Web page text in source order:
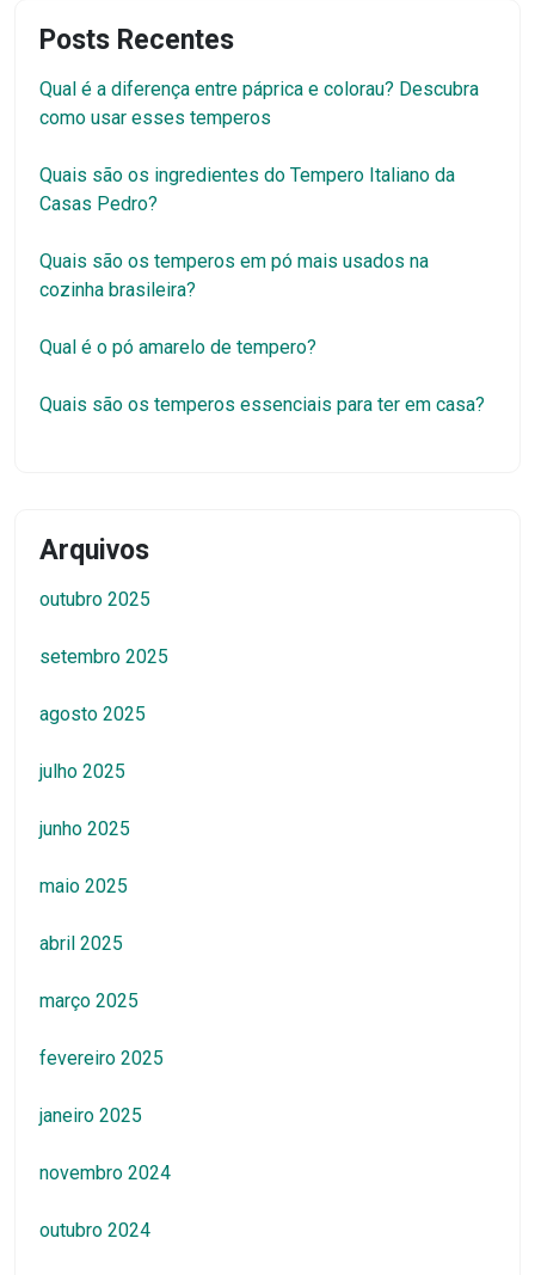
Posts Recentes
Qual é a diferença entre páprica e colorau? Descubra
como usar esses temperos
Quais são os ingredientes do Tempero Italiano da
Casas Pedro?
Quais são os temperos em pó mais usados na
cozinha brasileira?
Qual é o pó amarelo de tempero?
Quais são os temperos essenciais para ter em casa?
Arquivos
outubro 2025
setembro 2025
agosto 2025
julho 2025
junho 2025
maio 2025
abril 2025
março 2025
fevereiro 2025
janeiro 2025
novembro 2024
outubro 2024